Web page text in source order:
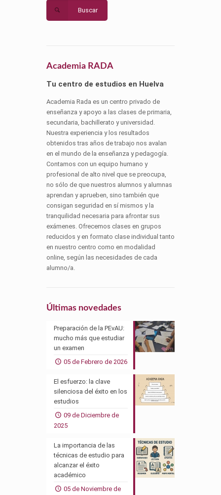
Buscar
Academia RADA
Tu centro de estudios en Huelva
Academia Rada es un centro privado de
enseñanza y apoyo a las clases de primaria,
secundaria, bachillerato y universidad.
Nuestra experiencia y los resultados
obtenidos tras años de trabajo nos avalan
en el mundo de la enseñanza y pedagogía.
Contamos con un equipo humano y
profesional de alto nivel que se preocupa,
no sólo de que nuestros alumnos y alumnas
aprendan y aprueben, sino también que
consigan seguridad en sí mismos y la
tranquilidad necesaria para afrontar sus
exámenes. Ofrecemos clases en grupos
reducidos y en formato clase individual tanto
en nuestro centro como en modalidad
online, según las necesidades de cada
alumno/a.
Últimas novedades
Preparación de la PEvAU:
mucho más que estudiar
un examen
05 de Febrero de 2026
El esfuerzo: la clave
silenciosa del éxito en los
estudios
09 de Diciembre de
2025
La importancia de las
técnicas de estudio para
alcanzar el éxito
académico
05 de Noviembre de